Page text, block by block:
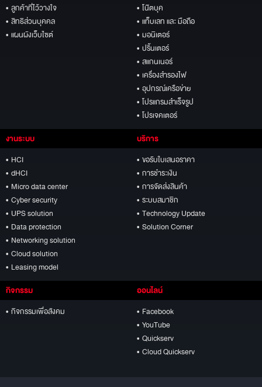
• ลูกค้าที่ไว้วางใจ
• สิทธิส่วนบุคคล
• แผนผังเว็บไซต์
• โน๊ตบุค
• แท็บเลท และ มือถือ
• มอนิเตอร์
• ปริ้นเตอร์
• สแกนเนอร์
• เครื่องสำรองไฟ
• อุปกรณ์เครือข่าย
• โปรแกรมสำเร็จรูป
• โปรเจคเตอร์
งานระบบ
• HCI
• dHCI
• Micro data center
• Cyber security
• UPS solution
• Data protection
• Networking solution
• Cloud solution
• Leasing model
บริการ
• ขอรับใบเสนอราคา
• การชำระเงิน
• การจัดส่งสินค้า
• ระบบสมาชิก
• Technology Update
• Solution Corner
กิจกรรม
• กิจกรรมเพื่อสังคม
ออนไลน์
• Facebook
• YouTube
• Quickserv
• Cloud Quickserv